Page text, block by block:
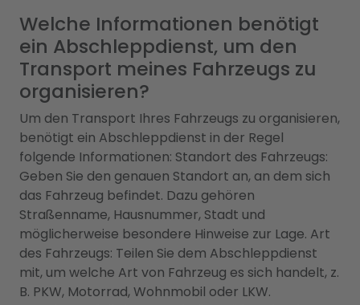
Welche Informationen benötigt
ein Abschleppdienst, um den
Transport meines Fahrzeugs zu
organisieren?
Um den Transport Ihres Fahrzeugs zu organisieren,
benötigt ein Abschleppdienst in der Regel
folgende Informationen: Standort des Fahrzeugs:
Geben Sie den genauen Standort an, an dem sich
das Fahrzeug befindet. Dazu gehören
Straßenname, Hausnummer, Stadt und
möglicherweise besondere Hinweise zur Lage. Art
des Fahrzeugs: Teilen Sie dem Abschleppdienst
mit, um welche Art von Fahrzeug es sich handelt, z.
B. PKW, Motorrad, Wohnmobil oder LKW.